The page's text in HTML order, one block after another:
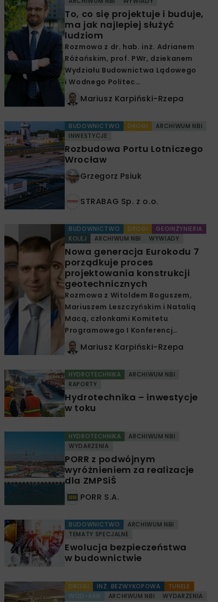
To, co się projektuje i buduje,
ma jak najlepiej służyć
ludziom
Rozmowa z dr. hab. inż. Adrianem
Różańskim, prof. PWr, dziekanem
Wydziału Budownictwa Lądowego
i Wodnego Politec…
Mariusz Karpiński-Rzepa
BUDOWNICTWO DROGI
ARCHIWUM NBI
INWESTYCJE
Rozbudowa Portu Lotniczego
Wrocław
Grzegorz Psiuk
STRABAG Sp. z o.o.
BUDOWNICTWO DROGI
GEOINŻYNIERIA
KOLEJ
ARCHIWUM NBI WYWIADY
Nowa generacja Eurokodu 7
porządkuje proces
projektowania konstrukcji
geotechnicznych
Rozmowa z Witoldem Boguszem,
Mariuszem Leszczyńskim i Natalią
Macą, członkami Komitetu
Programowego I Konferencj…
Mariusz Karpiński-Rzepa
HYDROTECHNIKA
ARCHIWUM NBI
RAPORTY
Hydrotechnika – inwestycje
w toku
HYDROTECHNIKA
ARCHIWUM NBI
WYDARZENIA
PORR z podwójnym
wyróżnieniem za realizacje
dla ZMPSiŚ
PORR S.A.
BUDOWNICTWO
ARCHIWUM NBI
TEMATY SPECJALNE
Ewolucja bezpieczeństwa
w budownictwie
DROGI INŻ. BEZWYKOPOWA
TUNELE
WOD-KAN
ARCHIWUM NBI WYDARZENIA